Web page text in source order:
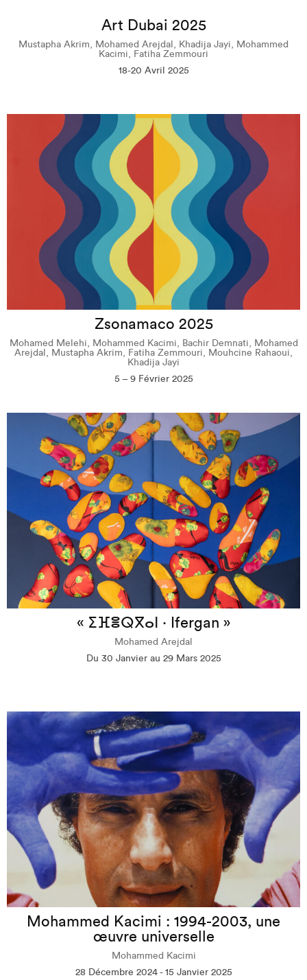
Art Dubai 2025
Mustapha Akrim, Mohamed Arejdal, Khadija Jayi, Mohammed
Kacimi, Fatiha Zemmouri
18-20 Avril 2025
Zsonamaco 2025
Mohamed Melehi, Mohammed Kacimi, Bachir Demnati, Mohamed
Arejdal, Mustapha Akrim, Fatiha Zemmouri, Mouhcine Rahaoui,
Khadija Jayi
5 – 9 Février 2025
« ⵉⴼⴻⵕⴳⴰⵏ · Ifergan »
Mohamed Arejdal
Du 30 Janvier au 29 Mars 2025
Mohammed Kacimi : 1994-2003, une
œuvre universelle
Mohammed Kacimi
28 Décembre 2024 - 15 Janvier 2025